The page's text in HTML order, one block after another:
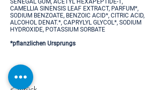
SENEGAL GUM, ACETYL HEXAPEPTIDE-1,
CAMELLIA SINENSIS LEAF EXTRACT, PARFUM*,
SODIUM BENZOATE, BENZOIC ACID*, CITRIC ACID,
ALCOHOL DENAT.*, CAPRYLYL GLYCOL*, SODIUM
HYDROXIDE, POTASSIUM SORBATE
*pflanzlichen Ursprungs